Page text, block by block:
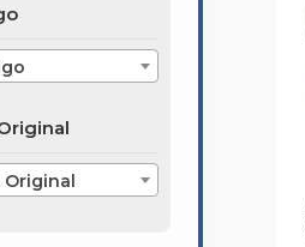
Original